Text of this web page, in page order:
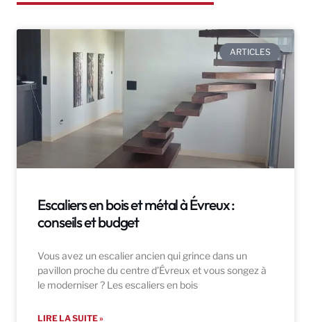
ARTICLES
Escaliers en bois et métal à Évreux :
conseils et budget
Vous avez un escalier ancien qui grince dans un
pavillon proche du centre d’Évreux et vous songez à
le moderniser ? Les escaliers en bois
LIRE LA SUITE »